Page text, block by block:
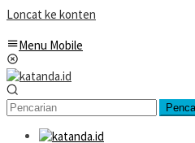
Loncat ke konten
Menu Mobile